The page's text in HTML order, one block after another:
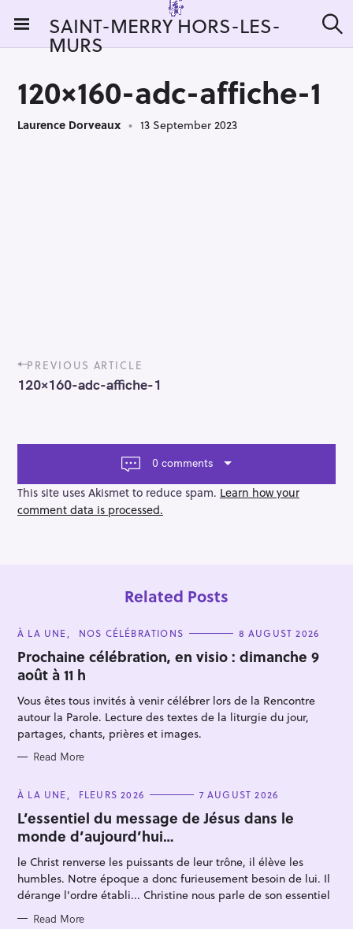
i
SAINT-MERRY HORS-LES-
MURS e
120×160-adc-affiche-1
Laurence Dorveaux 13 September 2023
P
o
s
a
g
a
t
PREVIOUS ARTICLE
120×160-adc-affiche-1
0 comments
This site uses Akismet to reduce spam. Learn how your
comment data is processed.
Related Posts
C
T
E
G
O
R
I
E
S
À LA UNE NOS CÉLÉBRATIONS 8 AUGUST 2026
Prochaine célébration, en visio : dimanche 9
août à 11 h
Vous êtes tous invités à venir célébrer lors de la Rencontre
autour la Parole. Lecture des textes de la liturgie du jour,
partages, chants, prières et images.
Read More
C
T
E
G
O
R
I
E
S
À LA UNE FLEURS 2026 7 AUGUST 2026
L’essentiel du message de Jésus dans le
monde d’aujourd’hui…
le Christ renverse les puissants de leur trône, il élève les
humbles. Notre époque a donc furieusement besoin de lui. Il
dérange l'ordre établi... Christine nous parle de son essentiel
Read More
S
e
a
r
c
h